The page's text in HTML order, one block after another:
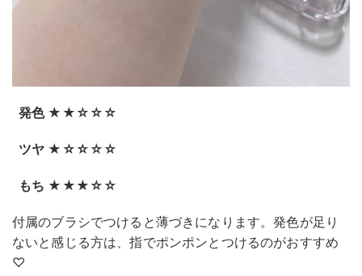
発色 ★★☆☆☆
ツヤ ★☆☆☆☆
もち ★★★☆☆
付属のブラシでつけると薄づきになります。発色が足り
ないと感じる方は、指でポンポンとつけるのがおすすめ
♡